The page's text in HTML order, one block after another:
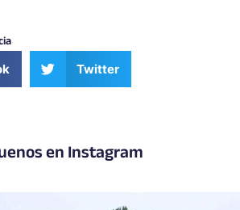
Twitter
en Instagram